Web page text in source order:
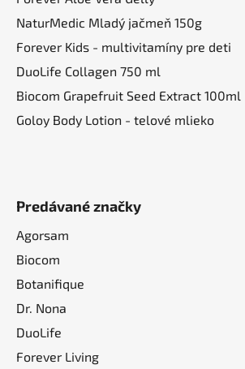
NaturMedic Mladý jačmeň 150g
Forever Kids - multivitamíny pre deti
DuoLife Collagen 750 ml
Biocom Grapefruit Seed Extract 100ml
Goloy Body Lotion - telové mlieko
Predávané značky
Agorsam
Biocom
Botanifique
Dr. Nona
DuoLife
Forever Living